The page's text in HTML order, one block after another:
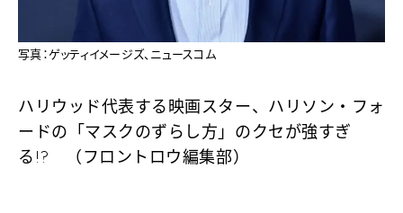
写真：ゲッティイメージズ、ニュースコム
ハリウッド代表する映画スター、ハリソン・フォ
ードの「マスクのずらし方」のクセが強すぎ
る!? （フロントロウ編集部）